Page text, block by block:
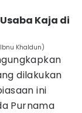
Kaja di
Khaldun)
dilakukan
ini
Purnama